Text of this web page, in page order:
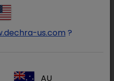
us.com ?
AU